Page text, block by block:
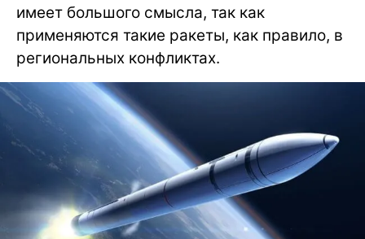
имеет большого смысла, так как
применяются такие ракеты, как правило, в
региональных конфликтах.